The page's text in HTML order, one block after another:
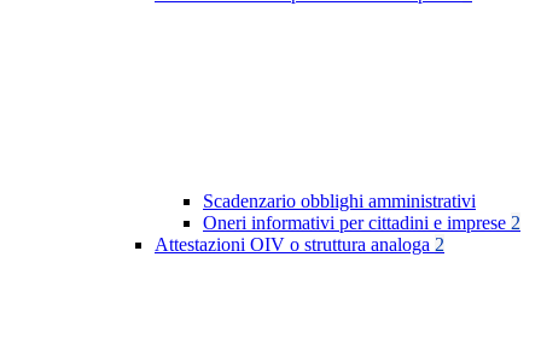
Scadenzario obblighi amministrativi
Oneri informativi per cittadini e imprese 2
Attestazioni OIV o struttura analoga 2